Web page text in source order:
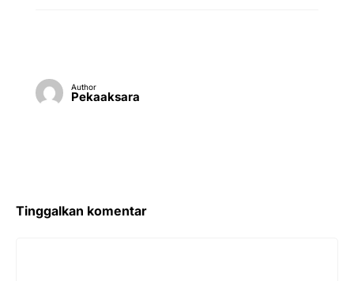
Author
Pekaaksara
Tinggalkan komentar